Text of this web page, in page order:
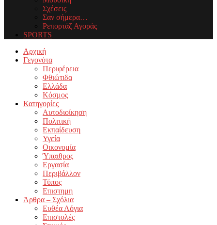
Σχέσεις
Σαν σήμερα…
Ρεπορτάζ Αγοράς
SPORTS
Facebook
Twitter
Instagram
Youtube
Email
Αρχική
Γεγονότα
Περιφέρεια
Φθιώτιδα
Ελλάδα
Κόσμος
Κατηγορίες
Αυτοδιοίκηση
Πολιτική
Εκπαίδευση
Υγεία
Οικονομία
Ύπαιθρος
Εργασία
Περιβάλλον
Τύπος
Επιστημη
Άρθρα – Σχόλια
Ευθέα Λόγια
Επιστολές